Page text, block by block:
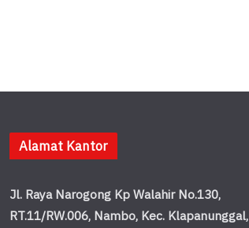
Alamat Kantor
Jl. Raya Narogong Kp Walahir No.130,
RT.11/RW.006, Nambo, Kec. Klapanunggal,